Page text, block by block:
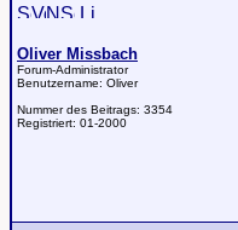
Oliver Missbach
Forum-Administrator
Benutzername: Oliver
Nummer des Beitrags: 3354
Registriert: 01-2000